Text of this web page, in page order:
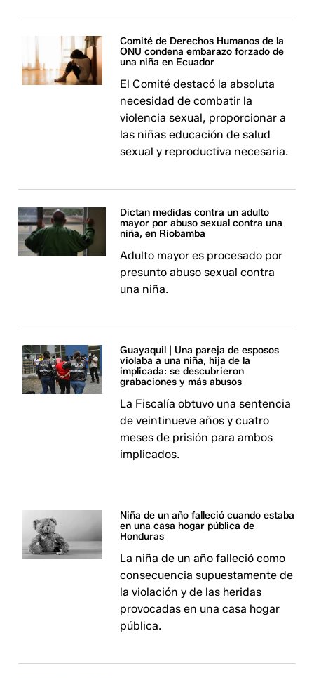
Comité de Derechos Humanos de la
ONU condena embarazo forzado de
una niña en Ecuador
El Comité destacó la absoluta
necesidad de combatir la
violencia sexual, proporcionar a
las niñas educación de salud
sexual y reproductiva necesaria.
Dictan medidas contra un adulto
mayor por abuso sexual contra una
niña, en Riobamba
Adulto mayor es procesado por
presunto abuso sexual contra
una niña.
Guayaquil | Una pareja de esposos
violaba a una niña, hija de la
implicada: se descubrieron
grabaciones y más abusos
La Fiscalía obtuvo una sentencia
de veintinueve años y cuatro
meses de prisión para ambos
implicados.
Niña de un año falleció cuando estaba
en una casa hogar pública de
Honduras
La niña de un año falleció como
consecuencia supuestamente de
la violación y de las heridas
provocadas en una casa hogar
pública.